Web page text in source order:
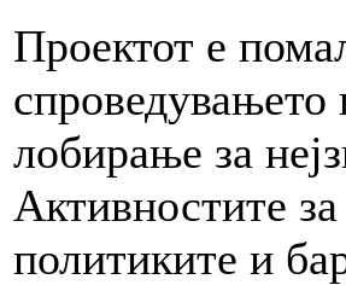
Проектот е
спроведувањето
лобирање за
Активностите
политиките и